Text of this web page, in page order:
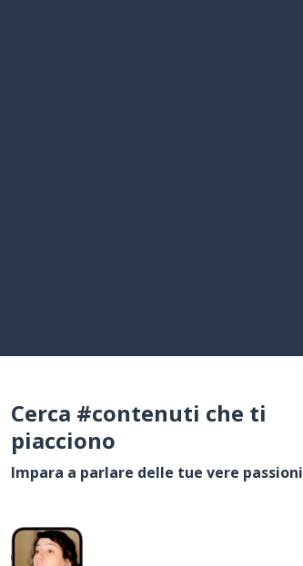
Cerca #contenuti che ti
piacciono
Impara a parlare delle tue vere passioni